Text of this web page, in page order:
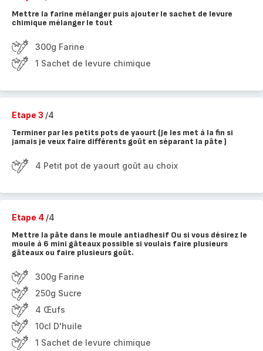
Mettre la farine mélanger puis ajouter le sachet de levure
chimique mélanger le tout
300g Farine
1 Sachet de levure chimique
Etape 3 /4
Terminer par les petits pots de yaourt (Je les met à la fin si
jamais je veux faire différents goût en séparant la pâte )
4 Petit pot de yaourt goût au choix
Etape 4 /4
Mettre la pâte dans le moule antiadhesif Ou si vous désirez le
moule à 6 mini gâteaux possible si voulais faire plusieurs
gâteaux ou faire plusieurs goût.
300g Farine
250g Sucre
4 Œufs
10cl D'huile
1 Sachet de levure chimique